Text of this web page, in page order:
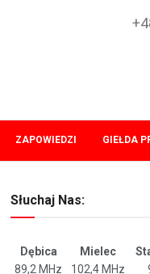
ZAPOWIEDZI GIEŁDA
Słuchaj Nas:
Dębica Mielec
89,2 MHz
102,4 MHz